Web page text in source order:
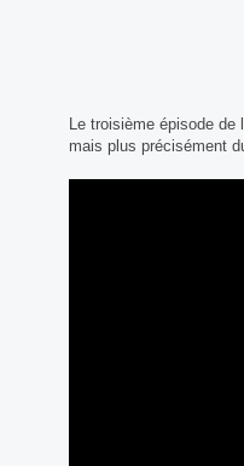
Le troisième épisode
mais plus précisément